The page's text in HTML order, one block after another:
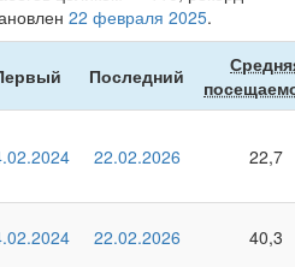
22 февраля 2025.
Последний
22.02.2026 22,7
22.02.2026 40,3